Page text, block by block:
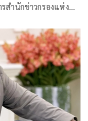
สำนักข่าวกรองแห่ง